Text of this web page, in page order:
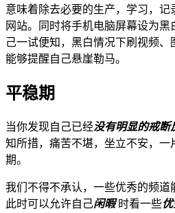
意味着除去必要的生产，学习，
网站。同时将手机电脑屏幕设为
己一试便知，黑白情况下刷视频
能够提醒自己悬崖勒马。
平稳期
当你发现自己已经没有明显的戒断
知所措，痛苦不堪，坐立不安，一
期。
我们不得不承认，一些优秀的频道
此时可以允许自己闲暇时看一些